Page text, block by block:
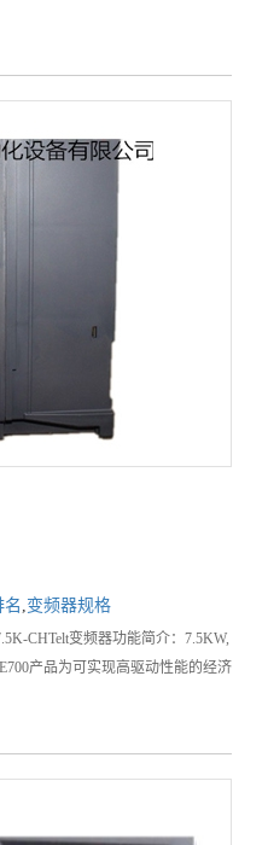
名,变频器规格
CHTelt变频器功能简介：7.5KW,
产品为可实现高驱动性能的经济
矢量控制方式